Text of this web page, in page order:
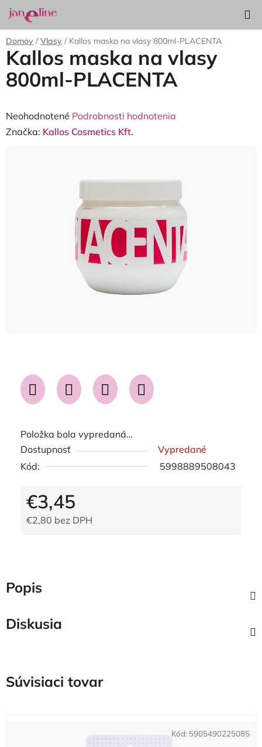
Prejsť
na
obsah
KOŠÍK
Domov / Vlasy / Kallos maska na vlasy 800ml-PLACENTA
Položka bola vypredaná…
Dostupnosť
Vypredané
Kód:
5998889508043
€3,45
€2,80 bez DPH
Kallos maska na vlasy
800ml-PLACENTA
Priemerné
hodnotenie
Neohodnotené Podrobnosti hodnotenia
Značka: Kallos Cosmetics Kft.
Popis
Diskusia
Súvisiaci tovar
Kód: 5905490225085